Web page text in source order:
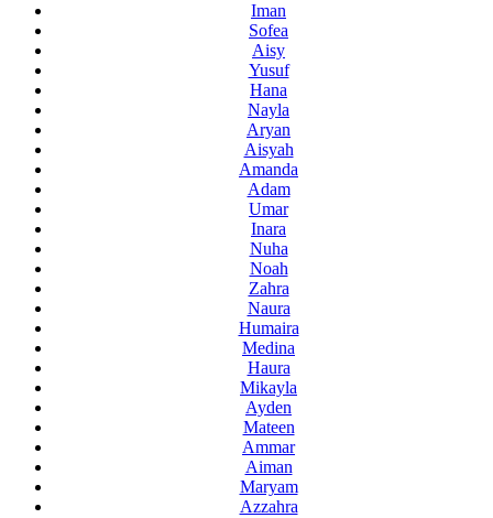
Iman
Sofea
Aisy
Yusuf
Hana
Nayla
Aryan
Aisyah
Amanda
Adam
Umar
Inara
Nuha
Noah
Zahra
Naura
Humaira
Medina
Haura
Mikayla
Ayden
Mateen
Ammar
Aiman
Maryam
Azzahra